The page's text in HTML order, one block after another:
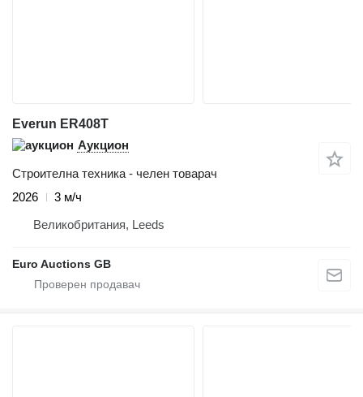
Everun ER408T
Аукцион
Строителна техника - челен товарач
2026
3 м/ч
Великобритания, Leeds
Euro Auctions GB